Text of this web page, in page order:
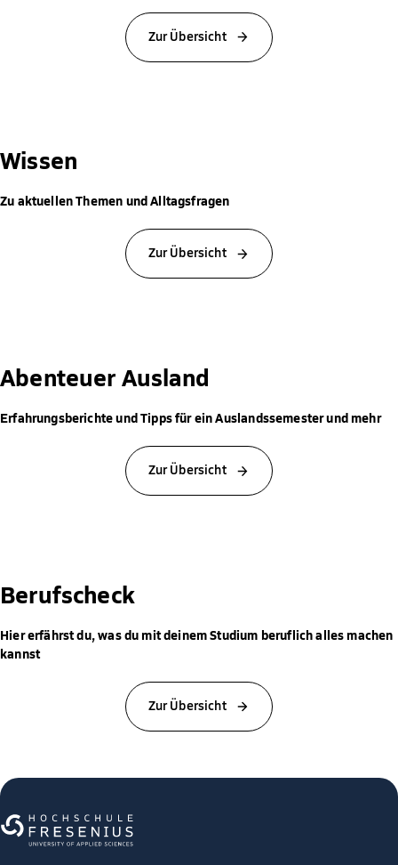
Zur Übersicht
Wissen
Zu aktuellen Themen und Alltagsfragen
Zur Übersicht
Abenteuer Ausland
Erfahrungsberichte und Tipps für ein Auslandssemester und mehr
Zur Übersicht
Berufscheck
Hier erfährst du, was du mit deinem Studium beruflich alles machen
kannst
Zur Übersicht